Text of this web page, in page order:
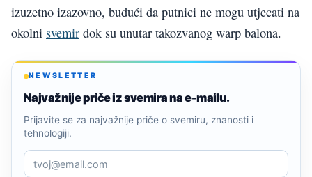
izuzetno izazovno, budući da putnici ne mogu utjecati na
okolni svemir dok su unutar takozvanog warp balona.
NEWSLETTER
Najvažnije priče iz svemira na e-mailu.
Prijavite se za najvažnije priče o svemiru, znanosti i
tehnologiji.